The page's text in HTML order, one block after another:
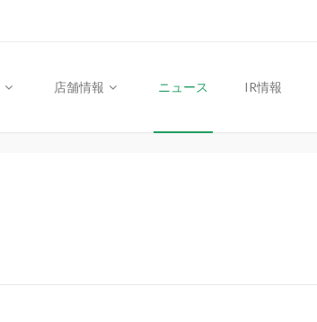
店舗情報 ニュース IR情報